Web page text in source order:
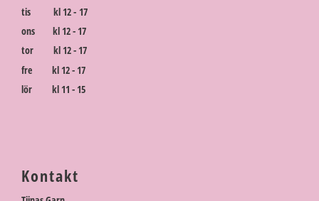
tis kl 12 - 17
ons kl 12 - 17
tor kl 12 - 17
fre kl 12 - 17
lör kl 11 - 15
Kontakt